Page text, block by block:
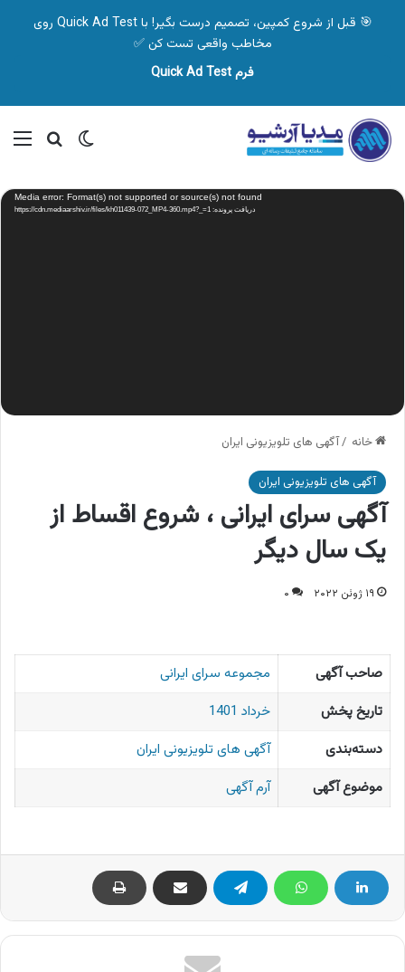
🎯 قبل از شروع کمپین، تصمیم درست بگیر! با Quick Ad Test روی
مخاطب واقعی تست کن ✅
فرم Quick Ad Test
تغییر پوسته
نمایشگر
ویدیو Media error: Format(s) not supported or source(s) not found
دریافت پرونده: https://cdn.mediaarshiv.ir/files/kh011439-072_MP4-360.mp4?_=1
خانه /آگهی های تلویزیونی ایران
آگهی های تلویزیونی ایران
آگهی سرای ایرانی ، شروع اقساط از
یک سال دیگر
۱۹ ژوئن ۲۰۲۲ ۰
صاحب آگهی
مجموعه سرای ایرانی
تاریخ پخش
خرداد 1401
دسته‌بندی
آگهی های تلویزیونی ایران
موضوع آگهی
آرم آگهی